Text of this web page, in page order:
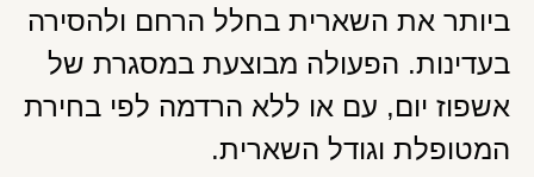
ביותר את השארית בחלל הרחם ולהסירה
בעדינות. הפעולה מבוצעת במסגרת של
אשפוז יום, עם או ללא הרדמה לפי בחירת
המטופלת וגודל השארית.